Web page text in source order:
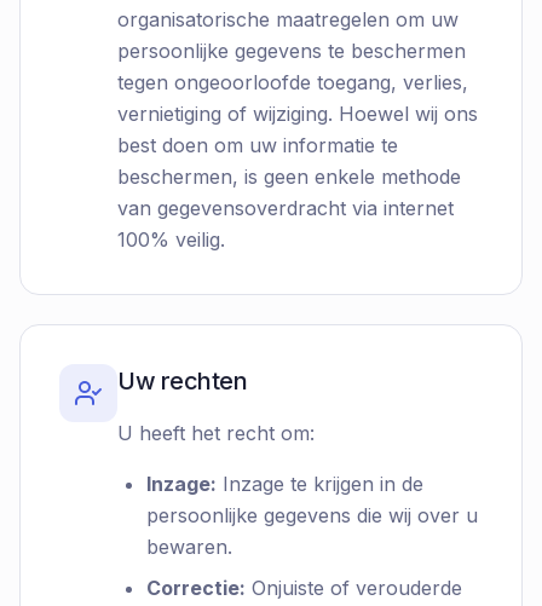
organisatorische maatregelen om uw
persoonlijke gegevens te beschermen
tegen ongeoorloofde toegang, verlies,
vernietiging of wijziging. Hoewel wij ons
best doen om uw informatie te
beschermen, is geen enkele methode
van gegevensoverdracht via internet
100% veilig.
Uw rechten
U heeft het recht om:
Inzage: Inzage te krijgen in de
persoonlijke gegevens die wij over u
bewaren.
Correctie: Onjuiste of verouderde